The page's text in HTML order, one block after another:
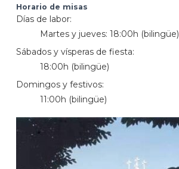
Horario de misas
Días de labor:
Martes y jueves: 18:00h (bilingüe)
Sábados y vísperas de fiesta:
18:00h (bilingüe)
Domingos y festivos:
11:00h (bilingüe)